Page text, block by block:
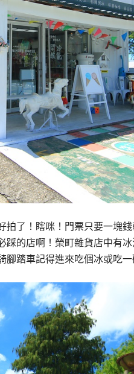
了！瞎咪！門票只要一塊
的店啊！榮町雜貨店中有
踏車記得進來吃個冰或吃一